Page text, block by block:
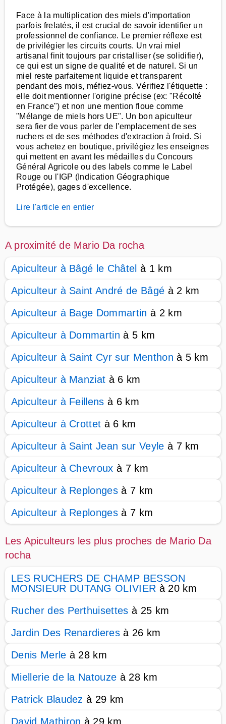
Face à la multiplication des miels d'importation
parfois frelatés, il est crucial de savoir identifier un
professionnel de confiance. Le premier réflexe est
de privilégier les circuits courts. Un vrai miel
artisanal finit toujours par cristalliser (se solidifier),
ce qui est un signe de qualité et de naturel. Si un
miel reste parfaitement liquide et transparent
pendant des mois, méfiez-vous. Vérifiez l'étiquette :
elle doit mentionner l'origine précise (ex: "Récolté
en France") et non une mention floue comme
"Mélange de miels hors UE". Un bon apiculteur
sera fier de vous parler de l'emplacement de ses
ruchers et de ses méthodes d'extraction à froid. Si
vous achetez en boutique, privilégiez les enseignes
qui mettent en avant les médailles du Concours
Général Agricole ou des labels comme le Label
Rouge ou l'IGP (Indication Géographique
Protégée), gages d'excellence.
Lire l'article en entier
A proximité de Mario Da rocha
Apiculteur à Bâgé le Châtel à 1 km
Apiculteur à Saint André de Bâgé à 2 km
Apiculteur à Bage Dommartin à 2 km
Apiculteur à Dommartin à 5 km
Apiculteur à Saint Cyr sur Menthon à 5 km
Apiculteur à Manziat à 6 km
Apiculteur à Feillens à 6 km
Apiculteur à Crottet à 6 km
Apiculteur à Saint Jean sur Veyle à 7 km
Apiculteur à Chevroux à 7 km
Apiculteur à Replonges à 7 km
Apiculteur à Replonges à 7 km
Les Apiculteurs les plus proches de Mario Da
rocha
LES RUCHERS DE CHAMP BESSON
MONSIEUR DUTANG OLIVIER à 20 km
Rucher des Perthuisettes à 25 km
Jardin Des Renardieres à 26 km
Denis Merle à 28 km
Miellerie de la Natouze à 28 km
Patrick Blaudez à 29 km
David Mathiron à 29 km